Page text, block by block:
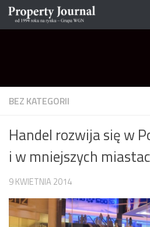
Skip to content
BEZ KATEGORII
Handel rozwija się w
i w mniejszych
9 KWIETNIA 2014